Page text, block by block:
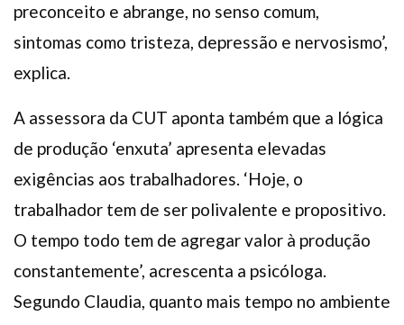
preconceito e abrange, no senso comum,
sintomas como tristeza, depressão e nervosismo’,
explica.
A assessora da CUT aponta também que a lógica
de produção ‘enxuta’ apresenta elevadas
exigências aos trabalhadores. ‘Hoje, o
trabalhador tem de ser polivalente e propositivo.
O tempo todo tem de agregar valor à produção
constantemente’, acrescenta a psicóloga.
Segundo Claudia, quanto mais tempo no ambiente